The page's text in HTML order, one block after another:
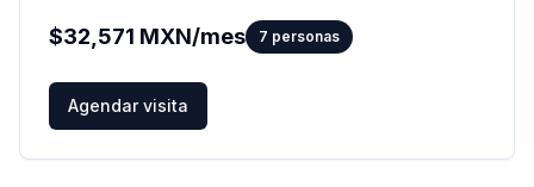
$32,571 MXN/mes 7 personas
Agendar visita